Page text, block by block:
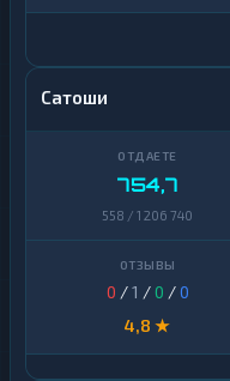
Сатоши
754,7
558 / 1 206 740
0 /1 /0 /0
4,8 ★